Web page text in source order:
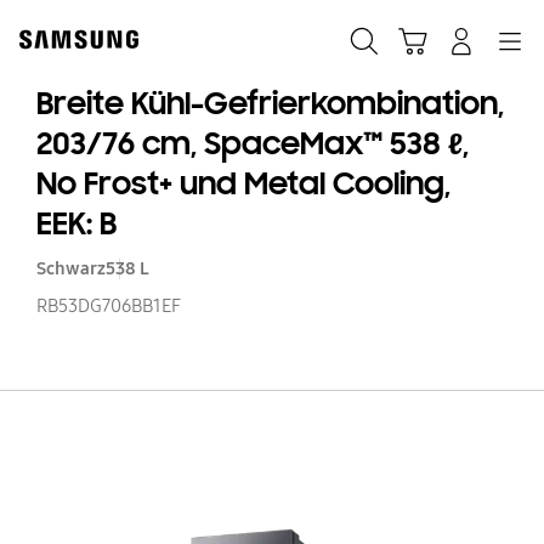
content
accessibility
Breite Kühl-Gefrierkombination,
203/76 cm, SpaceMax™ 538 ℓ,
No Frost+ und Metal Cooling,
EEK: B
Schwarz538 L
RB53DG706BB1EF